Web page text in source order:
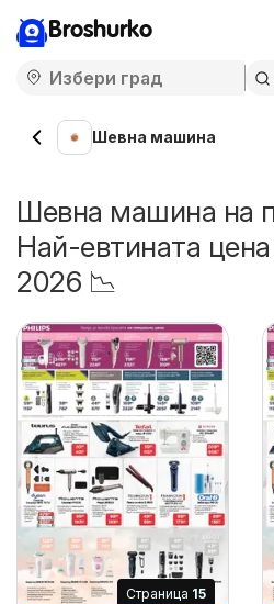
Broshurko
Шевна машина
Шевна машина на
Най-евтината цена
2026 📉
Cтраница 15